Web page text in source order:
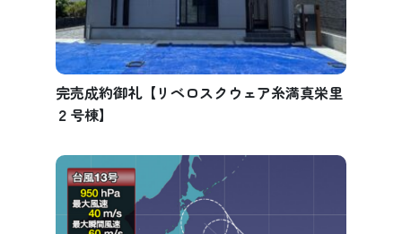
完売成約御礼【リベロスクウェア糸満真栄里
２号棟】